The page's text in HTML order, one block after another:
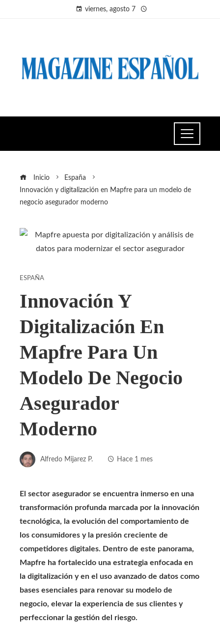
viernes, agosto 7
Inicio
España
Innovación y digitalización en Mapfre para un modelo de
negocio asegurador moderno
ESPAÑA
Innovación Y
Digitalización En
Mapfre Para Un
Modelo De Negocio
Asegurador
Moderno
Alfredo Mijarez P. Hace 1 mes
El sector asegurador se encuentra inmerso en una
transformación profunda marcada por la innovación
tecnológica, la evolución del comportamiento de
los consumidores y la presión creciente de
competidores digitales. Dentro de este panorama,
Mapfre ha fortalecido una estrategia enfocada en
la digitalización y en el uso avanzado de datos como
bases esenciales para renovar su modelo de
negocio, elevar la experiencia de sus clientes y
perfeccionar la gestión del riesgo.